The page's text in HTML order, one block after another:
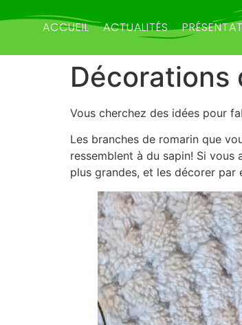
ACCUEIL ACTUALITÉS
Décorations
Vous cherchez des idées pour
Les branches de romarin que
ressemblent à du sapin! Si
plus grandes, et les décorer par